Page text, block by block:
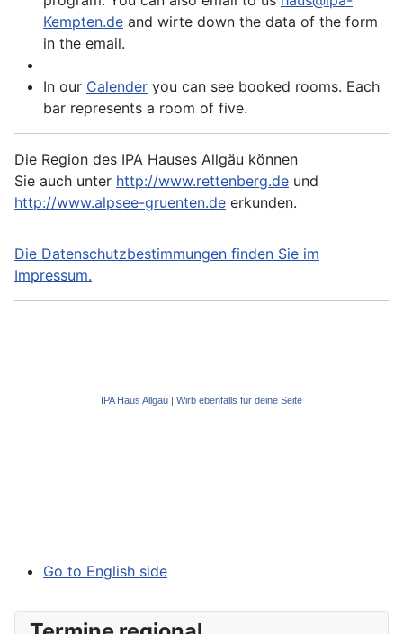
Kempten.de and wirte down the data of the form
in the email.
In our Calender you can see booked rooms. Each
bar represents a room of five.
Die Region des IPA Hauses Allgäu können
Sie auch unter http://www.rettenberg.de und
http://www.alpsee-gruenten.de erkunden.
Die Datenschutzbestimmungen finden Sie im
Impressum.
IPA Haus Allgäu Wirb ebenfalls für deine Seite
Go to English side